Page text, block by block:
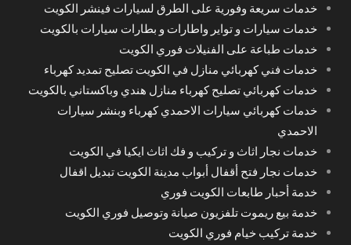
خدمات سريعة وفورية على الطرق لسيارات فينشر الكويت
خدمات سيارات و تواير واطارات و بطارات سيارات بالكويت
خدمات طباعة على الفنيلات فوري الكويت
خدمات فني كهربائي منازل في الكويت تصليح تمديد كهرباء
خدمات كهربائي تصليح كهرباء منازل هندي وباكستاني بالكويت
خدمات كهربائي سيارات الاحمدي كهرباء وبنشر سيارات
الاحمدي
خدمات نجار اثاث و تركيب و فك اثاث ايكيا في الكويت
خدمات نجار فتح أقفال أبواب مدينة الكويت تبديل اقفال
خدمة أحبار طابعات الكويت فوري
خدمة بيع ريموت تلفزيون صيانة وتوصيل فوري الكويت
خدمة تركيب خيام فوري الكويت